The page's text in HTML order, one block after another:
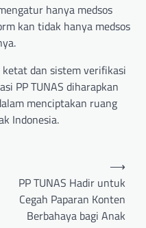
hanya medsos
kan tidak hanya medsos
ketat dan sistem verifikasi
PP TUNAS diharapkan
menciptakan ruang
Indonesia.
PP TUNAS Hadir untuk
Cegah Paparan Konten
Berbahaya bagi Anak
⟶